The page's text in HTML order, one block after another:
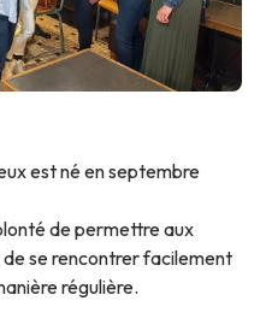
est né en septembre
de permettre aux
se rencontrer facilement
régulière.